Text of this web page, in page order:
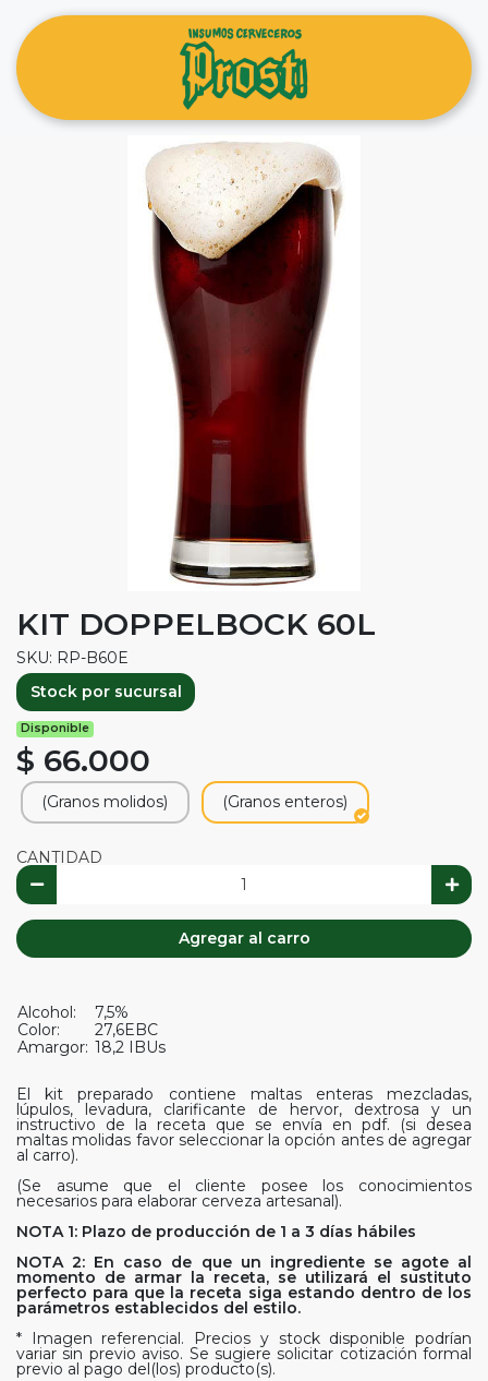
KIT DOPPELBOCK 60L
SKU: RP-B60E
Stock por sucursal
Disponible
$ 66.000
(Granos molidos) (Granos enteros)
CANTIDAD
Agregar al carro
Alcohol:
7,5%
Color:
27,6EBC
Amargor: 18,2 IBUs
El kit preparado contiene maltas enteras mezcladas,
lúpulos, levadura, clarificante de hervor, dextrosa y un
instructivo de la receta que se envía en pdf. (si desea
maltas molidas favor seleccionar la opción antes de agregar
al carro).
(Se asume que el cliente posee los conocimientos
necesarios para elaborar cerveza artesanal).
NOTA 1: Plazo de producción de 1 a 3 días hábiles
NOTA 2: En caso de que un ingrediente se agote al
momento de armar la receta, se utilizará el sustituto
perfecto para que la receta siga estando dentro de los
parámetros establecidos del estilo.
* Imagen referencial. Precios y stock disponible podrían
variar sin previo aviso. Se sugiere solicitar cotización formal
previo al pago del(los) producto(s).